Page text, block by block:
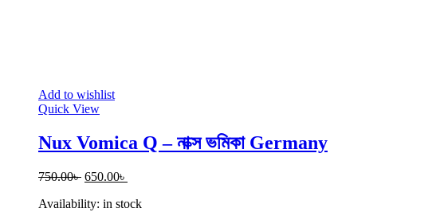
Add to wishlist
Quick View
Nux Vomica Q – নাক্স ভমিকা Germany
750.00৳ Original
was:
650.00৳
is:
Availability: in stock